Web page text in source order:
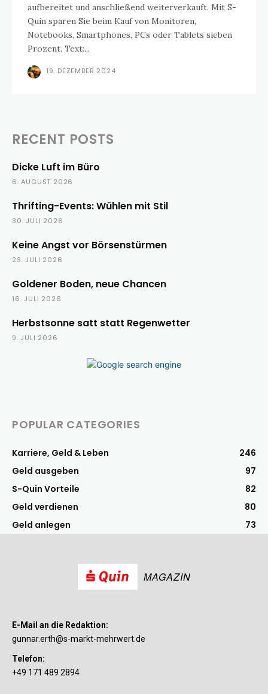
aufbereitet und anschließend weiterverkauft. Mit S-
Quin sparen Sie beim Kauf von Monitoren,
Notebooks, Smartphones, PCs oder Tablets sieben
Prozent. Text:...
19. DEZEMBER 2024
RECENT POSTS
Dicke Luft im Büro
6. AUGUST 2026
Thrifting-Events: Wühlen mit Stil
30. JULI 2026
Keine Angst vor Börsenstürmen
23. JULI 2026
Goldener Boden, neue Chancen
16. JULI 2026
Herbstsonne satt statt Regenwetter
9. JULI 2026
POPULAR CATEGORIES
Karriere, Geld & Leben
246
Geld ausgeben
97
S-Quin Vorteile
82
Geld verdienen
80
Geld anlegen
73
MAGAZIN
E-Mail an die Redaktion:
gunnar.erth@s-markt-mehrwert.de
Telefon:
+49 171 489 2894